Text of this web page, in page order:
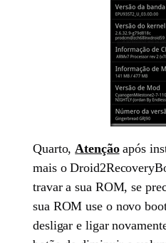
Quarto,Atençãoapós
mais o
travar a sua ROM, se
sua ROM use o novo
desligar e ligar